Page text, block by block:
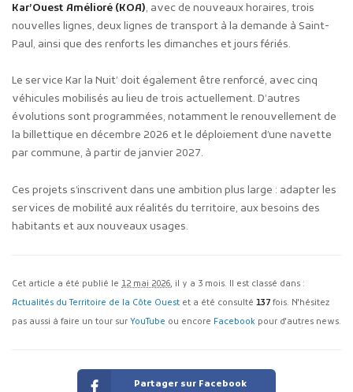
Kar’Ouest Amélioré (KOA), avec de nouveaux horaires, trois
nouvelles lignes, deux lignes de transport à la demande à Saint-
Paul, ainsi que des renforts les dimanches et jours fériés.
Le service Kar la Nuit’ doit également être renforcé, avec cinq
véhicules mobilisés au lieu de trois actuellement. D’autres
évolutions sont programmées, notamment le renouvellement de
la billettique en décembre 2026 et le déploiement d’une navette
par commune, à partir de janvier 2027.
Ces projets s’inscrivent dans une ambition plus large : adapter les
services de mobilité aux réalités du territoire, aux besoins des
habitants et aux nouveaux usages.
Cet article a été publié le 12 mai 2026, il y a 3 mois. Il est classé dans :
Actualités du Territoire de la Côte Ouest et a été consulté 137 fois. N'hésitez
pas aussi à faire un tour sur YouTube ou encore Facebook pour d'autres news.
Partager sur Facebook